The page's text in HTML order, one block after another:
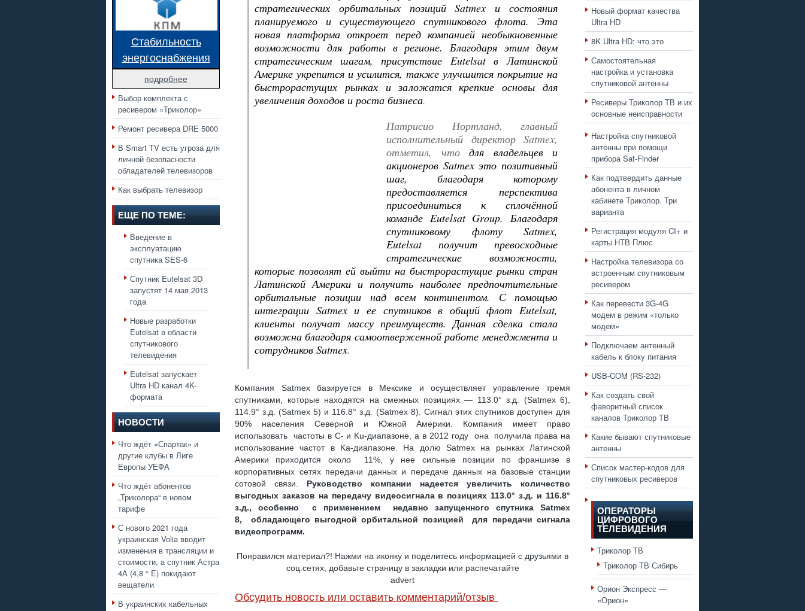
Стабильность
энергоснабжения
подробнее
Выбор комплекта с
ресивером «Триколор»
Ремонт ресивера DRE 5000
В Smart TV есть угроза для
личной безопасности
обладателей телевизоров
Как выбрать телевизор
ЕЩЕ ПО ТЕМЕ:
Введение в
эксплуатацию
спутника SES-6
Спутник Eutelsat 3D
запустят 14 мая 2013
года
Новые разработки
Eutelsat в области
спутникового
телевидения
Eutelsat запускает
Ultra HD канал 4K-
формата
НОВОСТИ
Что ждёт «Спартак» и
другие клубы в Лиге
Европы УЕФА
Что ждёт абонентов
„Триколора“ в новом
тарифе
С нового 2021 года
украинская Volia вводит
изменения в трансляции и
стоимости, а спутник Астра
4А (4,8 ° E) покидают
вещатели
В украинских кабельных
стратегических орбитальных позиций Satmex и состояния
планируемого и существующего спутникового флота. Эта
новая платформа откроет перед компанией необыкновенные
возможности для работы в регионе. Благодаря этим двум
стратегическим шагам, присутствие Eutelsat в Латинской
Америке укрепится и усилится, также улучшится покрытие на
быстрорастущих рынках и заложатся крепкие основы для
увеличения доходов и роста бизнеса.
Патрисио Нортланд, главный
исполнительный директор Satmex,
отметил, что для владельцев и
акционеров Satmex это позитивный
шаг, благодаря которому
предоставляется перспектива
присоединиться к сплочённой
команде Eutelsat Group. Благодаря
спутниковому флоту Satmex,
Eutelsat получит превосходные
стратегические возможности,
которые позволят ей выйти на быстрорастущие рынки стран
Латинской Америки и получить наиболее предпочтительные
орбитальные позиции над всем континентом. С помощью
интеграции Satmex и ее спутников в общий флот Eutelsat,
клиенты получат массу преимуществ. Данная сделка стала
возможна благодаря самоотверженной работе менеджмента и
сотрудников Satmex.
Компания Satmex базируется в Мексике и осуществляет управление тремя
спутниками, которые находятся на смежных позициях — 113.0° з.д. (Satmex 6),
114.9° з.д. (Satmex 5) и 116.8° з.д. (Satmex 8). Сигнал этих спутников доступен для
90% населения Северной и Южной Америки. Компания имеет право
использовать частоты в C- и Ku-диапазоне, а в 2012 году она получила права на
использование частот в Ka-диапазоне. На долю Satmex на рынках Латинской
Америки приходится около 11%, у нее сильные позиции по франшизе в
корпоративных сетях передачи данных и передаче данных на базовые станции
сотовой связи. Руководство компании надеется увеличить количество
выгодных заказов на передачу видеосигнала в позициях 113.0° з.д. и 116.8°
з.д., особенно с применением недавно запущенного спутника Satmex
8, обладающего выгодной орбитальной позицией для передачи сигнала
видеопрограмм.
Понравился материал?! Нажми на иконку и поделитесь информацией с друзьями в
соц.сетях, добавьте страницу в закладки или распечатайте
advert
Обсудить новость или оставить комментарий/отзыв
Новый формат качества
Ultra HD
8K Ultra HD: что это
Самостоятельная
настройка и установка
спутниковой антенны
Ресиверы Триколор ТВ и их
основные неисправности
Настройка спутниковой
антенны при помощи
прибора Sat-Finder
Как подтвердить данные
абонента в личном
кабинете Триколор. Три
варианта
Регистрация модуля CI+ и
карты НТВ Плюс
Настройка телевизора со
встроенным спутниковым
ресивером
Как перевести 3G-4G
модем в режим «только
модем»
Подключаем антенный
кабель к блоку питания
USB-COM (RS-232)
Как создать свой
фаворитный список
каналов Триколор ТВ
Какие бывают спутниковые
антенны
Список мастер-кодов для
спутниковых ресиверов
ОПЕРАТОРЫ
ЦИФРОВОГО
ТЕЛЕВИДЕНИЯ
Триколор ТВ
Триколор ТВ Сибирь
Орион Экспресс —
«Орион»